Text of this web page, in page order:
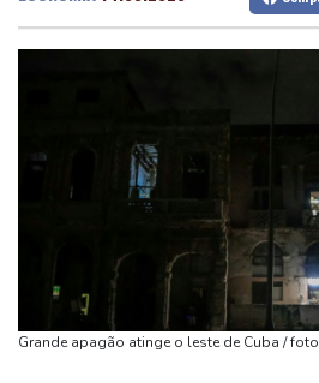
Lisbon
23 °C
Alphabet reestrutura divisão de IA
Ceuta alerta que situação dos
Alemanha alerta para ‘nova
aeroporto-chave para envios à
Mohamed Salah é recebido por
camisa do Trabzonspor
Fifa tenta superar crise com
a Infantino
Copom volta a reduzir Selic, a
Favorito, Zverev perde em sua
Grande apagão atinge o leste de Cuba /